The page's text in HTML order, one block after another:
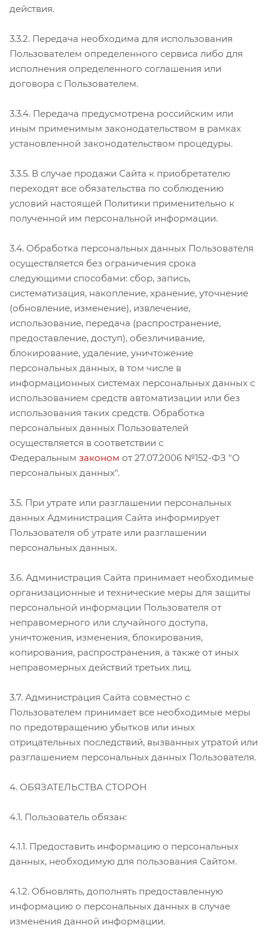
действия.
3.3.2. Передача необходима для использования
Пользователем определенного сервиса либо для
исполнения определенного соглашения или
договора с Пользователем.
3.3.4. Передача предусмотрена российским или
иным применимым законодательством в рамках
установленной законодательством процедуры.
3.3.5. В случае продажи Сайта к приобретателю
переходят все обязательства по соблюдению
условий настоящей Политики применительно к
полученной им персональной информации.
3.4. Обработка персональных данных Пользователя
осуществляется без ограничения срока
следующими способами: сбор, запись,
систематизация, накопление, хранение, уточнение
(обновление, изменение), извлечение,
использование, передача (распространение,
предоставление, доступ), обезличивание,
блокирование, удаление, уничтожение
персональных данных, в том числе в
информационных системах персональных данных с
использованием средств автоматизации или без
использования таких средств. Обработка
персональных данных Пользователей
осуществляется в соответствии с
Федеральным законом от 27.07.2006 №152-ФЗ "О
персональных данных".
3.5. При утрате или разглашении персональных
данных Администрация Сайта информирует
Пользователя об утрате или разглашении
персональных данных.
3.6. Администрация Сайта принимает необходимые
организационные и технические меры для защиты
персональной информации Пользователя от
неправомерного или случайного доступа,
уничтожения, изменения, блокирования,
копирования, распространения, а также от иных
неправомерных действий третьих лиц.
3.7. Администрация Сайта совместно с
Пользователем принимает все необходимые меры
по предотвращению убытков или иных
отрицательных последствий, вызванных утратой или
разглашением персональных данных Пользователя.
4. ОБЯЗАТЕЛЬСТВА СТОРОН
4.1. Пользователь обязан:
4.1.1. Предоставить информацию о персональных
данных, необходимую для пользования Сайтом.
4.1.2. Обновлять, дополнять предоставленную
информацию о персональных данных в случае
изменения данной информации.